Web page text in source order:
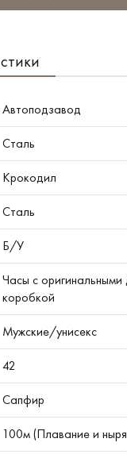
Автоподзавод
Сталь
Крокодил
Сталь
Б/У
Часы с
коробкой
Мужские/унисекс
42
Сапфир
100м (Плавание и